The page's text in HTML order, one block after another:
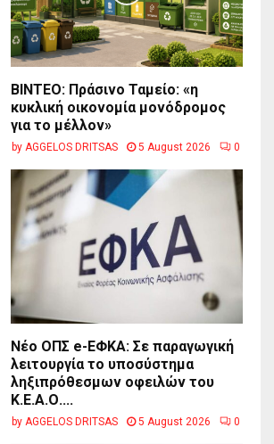
BINTEO: Πράσινο Ταμείο: «η
κυκλική οικονομία μονόδρομος
για το μέλλον»
by AGGELOS DRITSAS 5 August 2026 0
Νέο ΟΠΣ e-ΕΦΚΑ: Σε παραγωγική
λειτουργία το υποσύστημα
ληξιπρόθεσμων οφειλών του
Κ.Ε.Α.Ο....
by AGGELOS DRITSAS 5 August 2026 0